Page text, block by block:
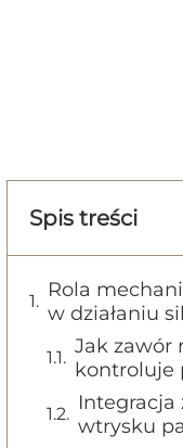
Spis treści
Rola
w działaniu
Jak zawór
kontroluje
Integracja
wtrysku